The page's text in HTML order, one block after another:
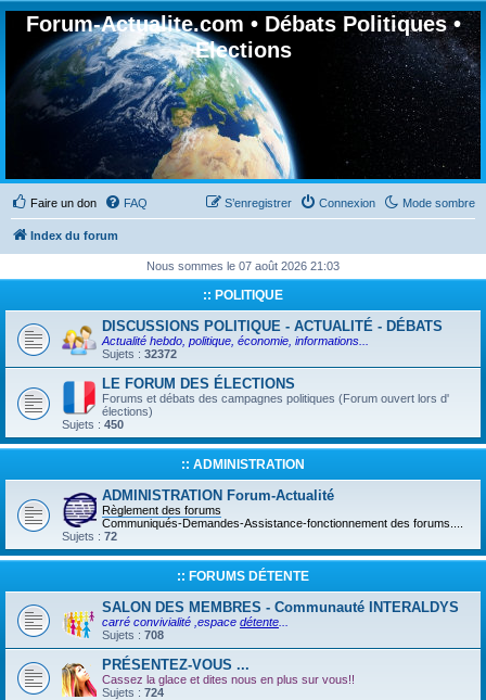
Forum-Actualite.com • Débats Politiques •
Elections
Faire un don Mode sombre
FAQ Connexion
S’enregistrer
Index du forum
Nous sommes le 07 août 2026 21:03
:: POLITIQUE
DISCUSSIONS POLITIQUE - ACTUALITÉ - DÉBATS
Actualité hebdo, politique, économie, informations...
Sujets : 32372
LE FORUM DES ÉLECTIONS
Forums et débats des campagnes politiques (Forum ouvert lors d'
élections)
Sujets : 450
:: ADMINISTRATION
ADMINISTRATION Forum-Actualité
Règlement des forums
Communiqués-Demandes-Assistance-fonctionnement des forums....
Sujets : 72
:: FORUMS DÉTENTE
SALON DES MEMBRES - Communauté INTERALDYS
carré convivialité ,espace détente
Sujets : 708
PRÉSENTEZ-VOUS ...
Cassez la glace et dites nous en plus sur vous!!
Sujets : 724